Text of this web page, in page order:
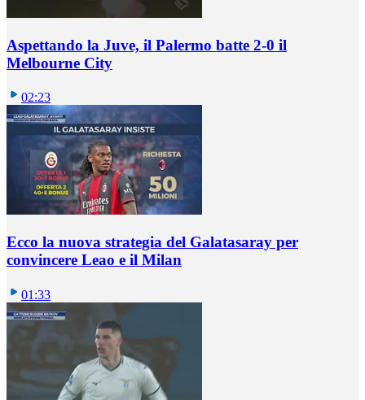
Aspettando la Juve, il Palermo batte 2-0 il
Melbourne City
02:23
Ecco la nuova strategia del Galatasaray per
convincere Leao e il Milan
01:33